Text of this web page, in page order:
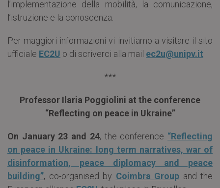
l’implementazione della mobilità, la comunicazione,
l’istruzione e la conoscenza.
Per maggiori informazioni vi invitiamo a visitare il sito
ufficiale EC2U o di scriverci alla mail ec2u@unipv.it
***
Professor Ilaria Poggiolini at the conference
“Reflecting on peace in Ukraine”
On January 23 and 24, the conference “Reflecting
on peace in Ukraine: long term narratives, war of
disinformation, peace diplomacy and peace
building”, co-organised by Coimbra Group and the